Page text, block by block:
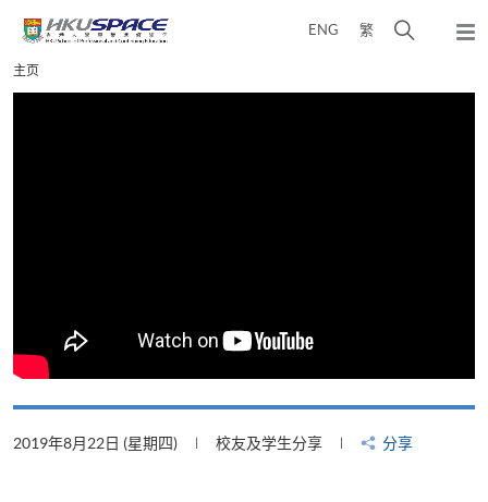
content
ENG 繁
弹
Main
content
主页
2019年8月22日 (星期四) 校友及学生分享 分享